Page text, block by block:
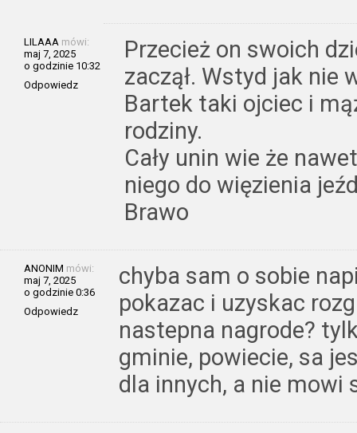
LILAAA mówi:
maj 7, 2025
o godzinie 10:32
Odpowiedz
Przecież on swoich
zaczął. Wstyd jak nie
Bartek taki ojciec i
rodziny.
Cały unin wie że
niego do więzienia
Brawo
ANONIM mówi:
maj 7, 2025
o godzinie 0:36
Odpowiedz
chyba sam o sobie
pokazac i uzyskac
nastepna nagrode?
gminie, powiecie, sa
dla innych, a nie mowi